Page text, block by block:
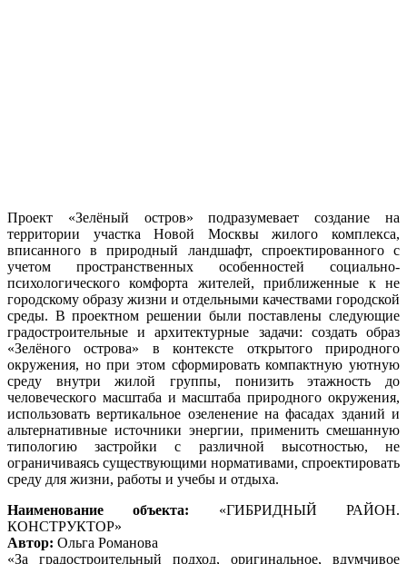
Проект «Зелёный остров» подразумевает создание на
территории участка Новой Москвы жилого комплекса,
вписанного в природный ландшафт, спроектированного с
учетом пространственных особенностей социально-
психологического комфорта жителей, приближенные к не
городскому образу жизни и отдельными качествами городской
среды. В проектном решении были поставлены следующие
градостроительные и архитектурные задачи: создать образ
«Зелёного острова» в контексте открытого природного
окружения, но при этом сформировать компактную уютную
среду внутри жилой группы, понизить этажность до
человеческого масштаба и масштаба природного окружения,
использовать вертикальное озеленение на фасадах зданий и
альтернативные источники энергии, применить смешанную
типологию застройки с различной высотностью, не
ограничиваясь существующими нормативами, спроектировать
среду для жизни, работы и учебы и отдыха.
Наименование объекта: «ГИБРИДНЫЙ РАЙОН.
КОНСТРУКТОР»
Автор: Ольга Романова
«За градостроительный подход, оригинальное, вдумчивое